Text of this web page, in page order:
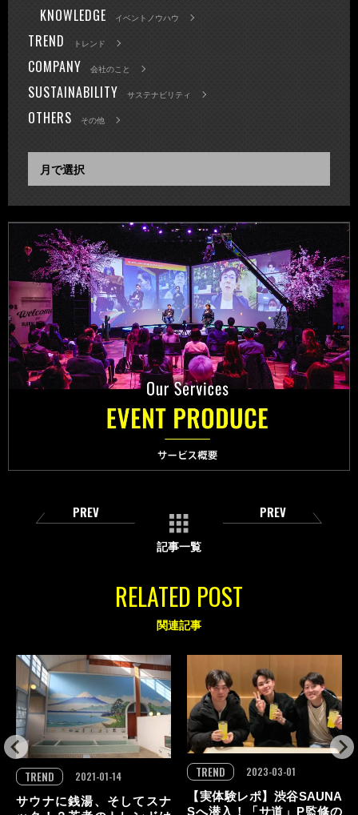
KNOWLEDGE イベントノウハウ
TREND トレンド
COMPANY 会社のこと
SUSTAINABILITY サステナビリティ
OTHERS その他
PREV
記事一覧
PREV
RELATED POST
関連記事
サウナに銭湯、そしてスナ
TREND
2021-01-14
【実体験レポ】渋谷SAUNA
Sへ潜入！「サ道」P監修の
TREND 2023-03-01